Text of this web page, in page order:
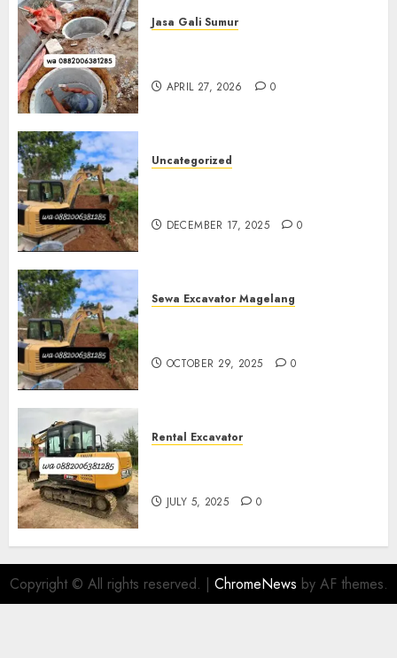
Jasa Gali Sumur
APRIL 27, 2026 0
Uncategorized
DECEMBER 17, 2025 0
Sewa Excavator Magelang
OCTOBER 29, 2025 0
Rental Excavator
JULY 5, 2025 0
Copyright © All rights reserved. | ChromeNews by AF themes.